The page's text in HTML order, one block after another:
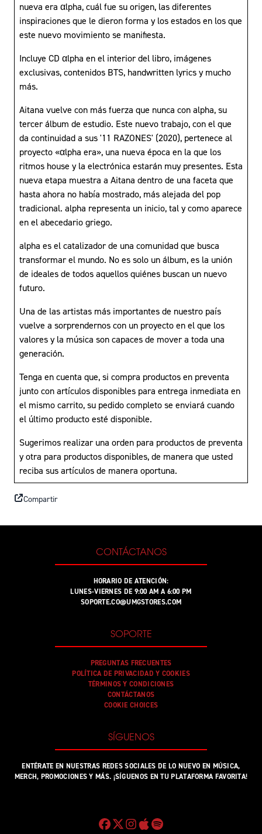
nueva era αlpha, cuál fue su origen, las diferentes
inspiraciones que le dieron forma y los estados en los que
este nuevo movimiento se manifiesta.
Incluye CD αlpha en el interior del libro, imágenes
exclusivas, contenidos BTS, handwritten lyrics y mucho
más.
Aitana vuelve con más fuerza que nunca con alpha, su
tercer álbum de estudio. Este nuevo trabajo, con el que
da continuidad a sus '11 RAZONES' (2020), pertenece al
proyecto «αlpha era», una nueva época en la que los
ritmos house y la electrónica estarán muy presentes. Esta
nueva etapa muestra a Aitana dentro de una faceta que
hasta ahora no había mostrado, más alejada del pop
tradicional. alpha representa un inicio, tal y como aparece
en el abecedario griego.
alpha es el catalizador de una comunidad que busca
transformar el mundo. No es solo un álbum, es la unión
de ideales de todos aquellos quiénes buscan un nuevo
futuro.
Una de las artistas más importantes de nuestro país
vuelve a sorprendernos con un proyecto en el que los
valores y la música son capaces de mover a toda una
generación.
Tenga en cuenta que, si compra productos en preventa
junto con artículos disponibles para entrega inmediata en
el mismo carrito, su pedido completo se enviará cuando
el último producto esté disponible.
Sugerimos realizar una orden para productos de preventa
y otra para productos disponibles, de manera que usted
reciba sus artículos de manera oportuna.
Compartir
CONTÁCTANOS
HORARIO DE ATENCIÓN:
LUNES-VIERNES DE 9:00 AM A 6:00 PM
SOPORTE.CO@UMGSTORES.COM
SOPORTE
PREGUNTAS FRECUENTES
POLÍTICA DE PRIVACIDAD Y COOKIES
TÉRMINOS Y CONDICIONES
CONTÁCTANOS
COOKIE CHOICES
SÍGUENOS
ENTÉRATE EN NUESTRAS REDES SOCIALES DE LO NUEVO EN MÚSICA,
MERCH, PROMOCIONES Y MÁS. ¡SÍGUENOS EN TU PLATAFORMA FAVORITA!